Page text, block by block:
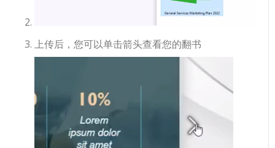
上传后，您可以单击箭头查看您的翻书